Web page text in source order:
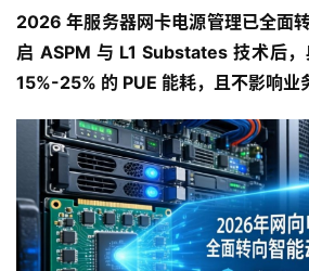
2026 年服务器网卡电源管理已全面
启 ASPM 与 L1 Substates 技术后
15%-25% 的 PUE 能耗，且不影响业